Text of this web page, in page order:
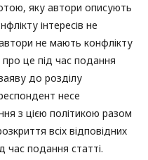
яку автори описують
інтересів не
не мають конфлікту
про це під час подання
до розділу
несе
з цією політикою разом
всіх відповідних
час подання статті.